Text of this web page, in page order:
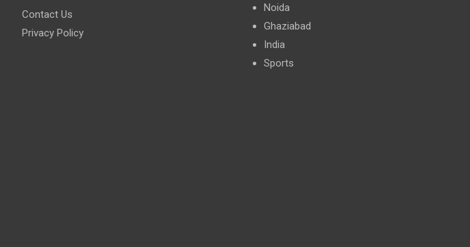
Contact Us
Privacy Policy
Noida
Ghaziabad
India
Sports